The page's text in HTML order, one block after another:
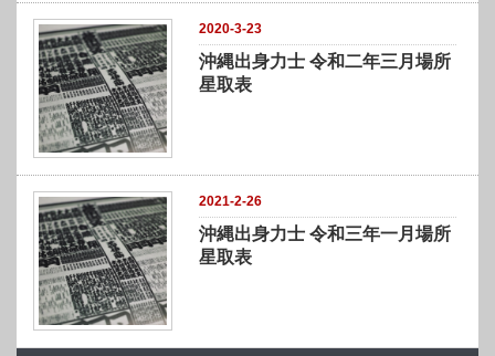
2020-3-23
沖縄出身力士 令和二年三月場所
星取表
2021-2-26
沖縄出身力士 令和三年一月場所
星取表